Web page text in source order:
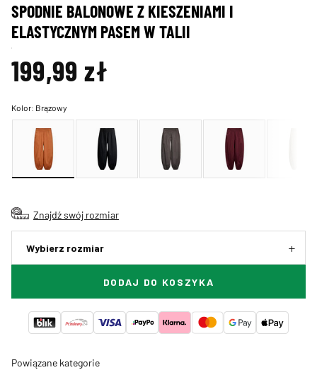
SPODNIE BALONOWE Z KIESZENIAMI I
ELASTYCZNYM PASEM W TALII
199,99 zł
Kolor: Brązowy
Znajdź swój rozmiar
Wybierz rozmiar
DODAJ DO KOSZYKA
Powiązane kategorie